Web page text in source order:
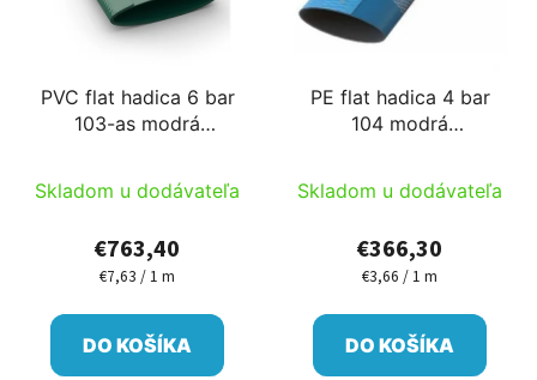
PVC flat hadica 6 bar
103-as modrá
Skladom u dodávateľa
€763,40
Jednotková
€7,63 / 1 m
DO KOŠÍKA
PE flat hadica 4 bar
104 modrá
Skladom u dodávateľa
€366,30
Jednotková
€3,66 / 1 m
DO KOŠÍKA